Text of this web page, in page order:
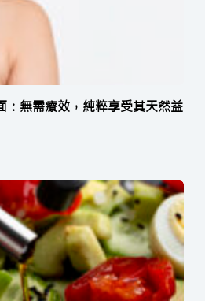
：無需療效，純粹享受其天然益